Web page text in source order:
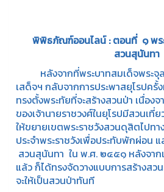
พิพิธภัณฑ์ออนไลน์ : ตอนที่ ๑ พระ
สวนสุนันทา
หลังจากที่พระบาทสมเด็จพระจุล
เสด็จฯ กลับจากการประพาสยุโรปค
ทรงตั้งพระทัยที่จะสร้างสวนป่า เนื่องจ
ของเจ้านายราชวงศ์ในยุโรปมีสวนเที่
ให้ขยายเขตพระราชวังสวนดุสิตไปท
ประจำพระราชวังเพื่อประทับพักผ่อน แ
สวนสุนันทา ใน พ.ศ. ๒๔๕๑ หลังจาก
แล้ว ก็ได้ทรงจัดวางแบบการสร้างส
จะให้เป็นสวนป่าทันที